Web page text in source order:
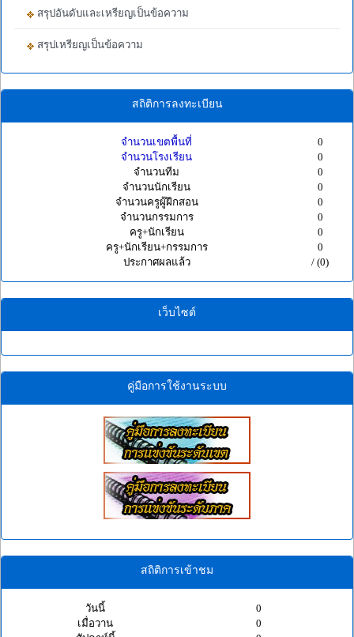
สรุปอันดับและเหรียญเป็นข้อความ
สรุปเหรียญเป็นข้อความ
สถิติการลงทะเบียน
จำนวนเขตพื้นที่
0
จำนวนโรงเรียน
0
จำนวนทีม
0
จำนวนนักเรียน
0
จำนวนครูผู้ฝึกสอน
0
จำนวนกรรมการ
0
ครู+นักเรียน
0
ครู+นักเรียน+กรรมการ
0
ประกาศผลแล้ว
/ (0)
เว็บไซต์
คู่มือการใช้งานระบบ
สถิติการเข้าชม
วันนี้
0
เมื่อวาน
0